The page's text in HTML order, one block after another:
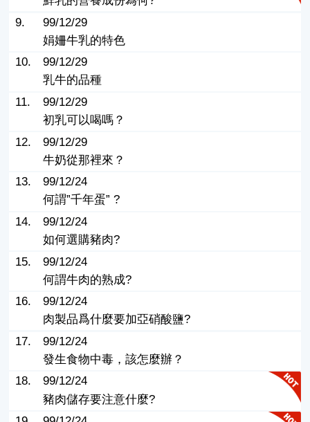
9.
99/12/29
娟姍牛乳的特色
10.
99/12/29
乳牛的品種
11.
99/12/29
初乳可以喝嗎？
12.
99/12/29
牛奶從那裡來？
13.
99/12/24
何謂”千年蛋” ?
14.
99/12/24
如何選購豬肉?
15.
99/12/24
何謂牛肉的熟成?
16.
99/12/24
肉製品爲什麼要加亞硝酸鹽?
17.
99/12/24
發生食物中毒，該怎麼辦？
18.
99/12/24
豬肉儲存要注意什麼?